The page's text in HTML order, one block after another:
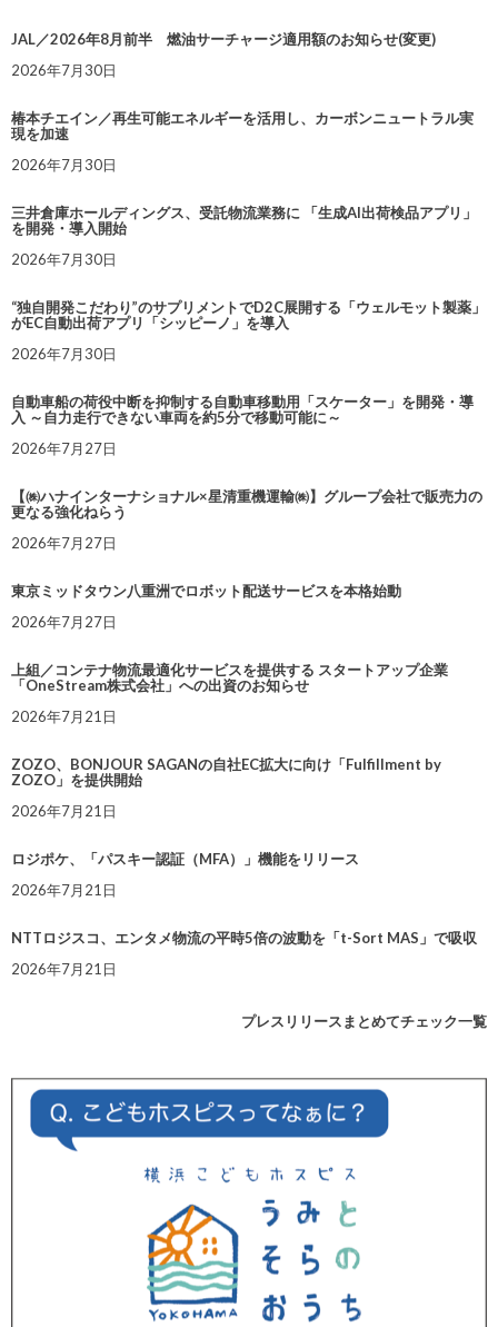
JAL／2026年8月前半 燃油サーチャージ適用額のお知らせ(変更)
2026年7月30日
椿本チエイン／再生可能エネルギーを活用し、カーボンニュートラル実
現を加速
2026年7月30日
三井倉庫ホールディングス、受託物流業務に 「生成AI出荷検品アプリ」
を開発・導入開始
2026年7月30日
“独自開発こだわり”のサプリメントでD2C展開する「ウェルモット製薬」
がEC自動出荷アプリ「シッピーノ」を導入
2026年7月30日
自動車船の荷役中断を抑制する自動車移動用「スケーター」を開発・導
入 ～自力走行できない車両を約5分で移動可能に～
2026年7月27日
【㈱ハナインターナショナル×星清重機運輸㈱】グループ会社で販売力の
更なる強化ねらう
2026年7月27日
東京ミッドタウン八重洲でロボット配送サービスを本格始動
2026年7月27日
上組／コンテナ物流最適化サービスを提供する スタートアップ企業
「OneStream株式会社」への出資のお知らせ
2026年7月21日
ZOZO、BONJOUR SAGANの自社EC拡大に向け「Fulfillment by
ZOZO」を提供開始
2026年7月21日
ロジポケ、「パスキー認証（MFA）」機能をリリース
2026年7月21日
NTTロジスコ、エンタメ物流の平時5倍の波動を「t-Sort MAS」で吸収
2026年7月21日
プレスリリースまとめてチェック一覧